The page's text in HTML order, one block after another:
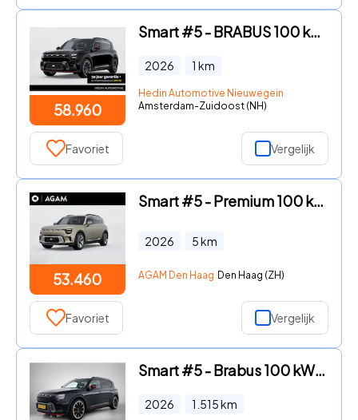
58.960
Smart #5 - BRABUS 100 kWh | *Bijtelling vanaf € 351, - per maand!* | Pa
2026 1 km
Hedin Automotive Nieuwegein
Amsterdam-Zuidoost (NH)
Favoriet Vergelijk
53.460
Smart #5 - Premium 100 kWh
2026 5km
AGAM Den Haag Den Haag (ZH)
Favoriet Vergelijk
Smart #5 - Brabus 100 kWh | Adapt. cruise control | Panoramisch dak | W
2026 1.515km